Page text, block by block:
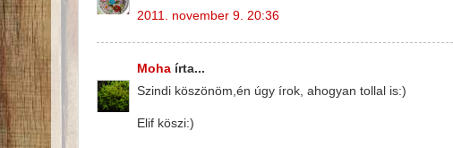
2011. november 9. 20:36
Moha írta...
Szindi köszönöm,én úgy írok, ahogyan tollal is:)
Elif köszi:)